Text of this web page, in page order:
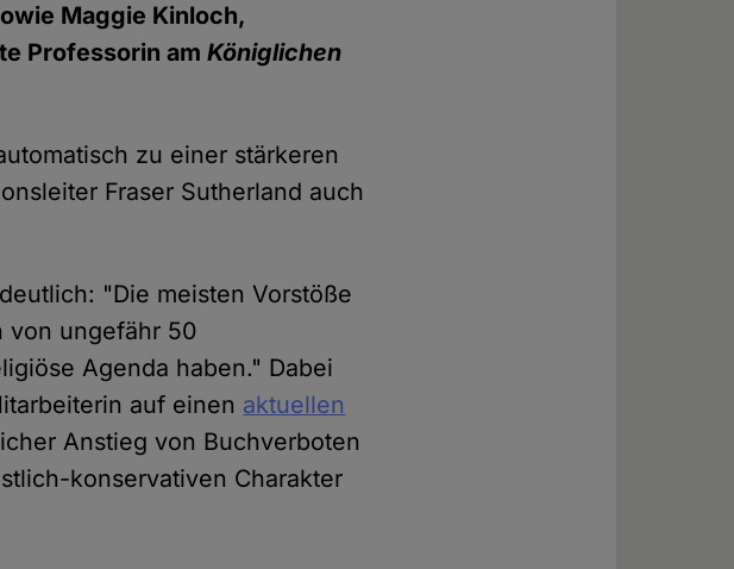
Maggie Kinloch,
Professorin amKöniglichen
zu einer stärkeren
Fraser Sutherland auch
"Die meisten Vorstöße
von ungefähr 50
Agenda haben." Dabei
auf einen aktuellen
Anstieg von Buchverboten
konservativen Charakter